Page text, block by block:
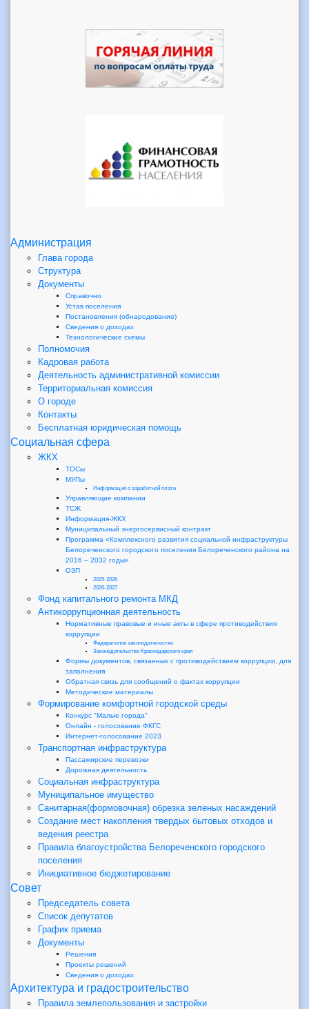
Администрация
Глава города
Структура
Документы
Справочно
Устав поселения
Постановления (обнародование)
Сведения о доходах
Технологические схемы
Полномочия
Кадровая работа
Деятельность административной комиссии
Территориальная комиссия
О городе
Контакты
Бесплатная юридическая помощь
Социальная сфера
ЖКХ
ТОСы
МУПы
Информация о заработной плате
Управляющие компании
ТСЖ
Информация-ЖКХ
Муниципальный энергосервисный контракт
Программа «Комплексного развития социальной инфраструктуры
Белореченского городского поселения Белореченского района на
2016 – 2032 годы»
ОЗП
2025-2026
2026-2027
Фонд капитального ремонта МКД
Антикоррупционная деятельность
Нормативные правовые и иные акты в сфере противодействия
коррупции
Федеральное законодательство
Законодательство Краснодарского края
Формы документов, связанных с противодействием коррупции, для
заполнения
Обратная связь для сообщений о фактах коррупции
Методические материалы
Формирование комфортной городской среды
Конкурс "Малые города"
Онлайн - голосование ФКГС
Интернет-голосование 2023
Транспортная инфраструктура
Пассажирские перевозки
Дорожная деятельность
Социальная инфраструктура
Муниципальное имущество
Санитарная(формовочная) обрезка зеленых насаждений
Создание мест накопления твердых бытовых отходов и
ведения реестра
Правила благоустройства Белореченского городского
поселения
Инициативное бюджетирование
Совет
Председатель совета
Список депутатов
График приема
Документы
Решения
Проекты решений
Сведения о доходах
Архитектура и градостроительство
Правила землепользования и застройки